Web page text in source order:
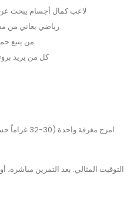
· ✅ لاعب كمال أجسام يبحث
· ✅ رياضي يعاني
· ✅ من
· ✅ كل من يريد
التوقيت المثالي: بعد التمرين مباشرة،